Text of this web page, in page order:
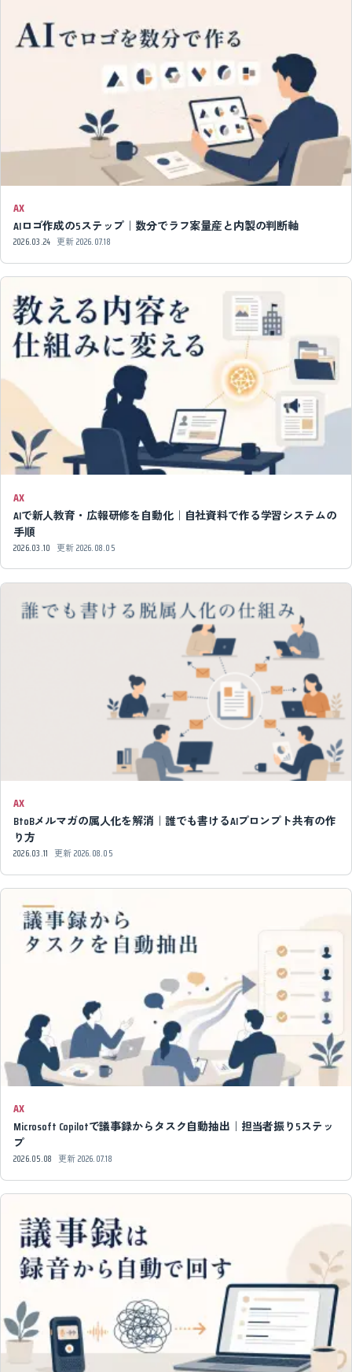
AX
AIロゴ作成の5ステップ｜数分でラフ案量産と内製の判断軸
2026.03.24 更新2026.07.18
AX
AIで新人教育・広報研修を自動化｜自社資料で作る学習システムの
手順
2026.03.10 更新2026.08.05
AX
BtoBメルマガの属人化を解消｜誰でも書けるAIプロンプト共有の作
り方
2026.03.11 更新2026.08.05
AX
Microsoft Copilotで議事録からタスク自動抽出｜担当者振り5ステッ
プ
2026.05.08 更新2026.07.18